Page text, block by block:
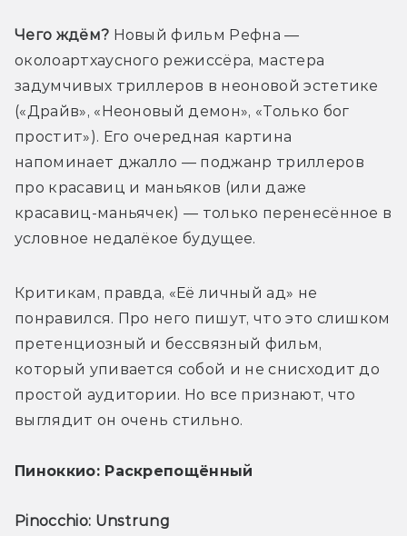
Чего ждём? Новый фильм Рефна —
околоартхаусного режиссёра, мастера
задумчивых триллеров в неоновой эстетике
(«Драйв», «Неоновый демон», «Только бог
простит»). Его очередная картина
напоминает джалло — поджанр триллеров
про красавиц и маньяков (или даже
красавиц-маньячек) — только перенесённое в
условное недалёкое будущее.
Критикам, правда, «Её личный ад» не
понравился. Про него пишут, что это слишком
претенциозный и бессвязный фильм,
который упивается собой и не снисходит до
простой аудитории. Но все признают, что
выглядит он очень стильно.
Пиноккио: Раскрепощённый
Pinocchio: Unstrung